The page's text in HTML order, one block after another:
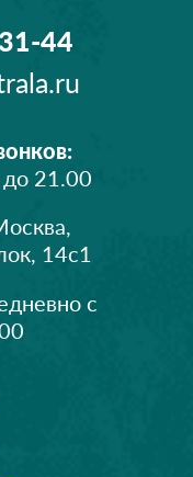
21.00
14с1
с
44